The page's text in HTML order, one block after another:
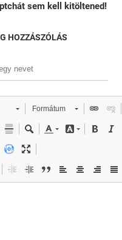
sem kell kitöltened!
HOZZÁSZÓLÁS
Formátum